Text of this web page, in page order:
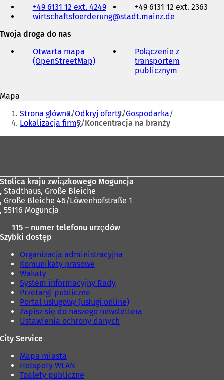
faks
adres
e-
+49 6131 12 ext. 4249
+49 6131 12 ext. 2363
wirtschaftsfoerderung
stadt.mainz de
Twoja droga do nas
Otwarta mapa
(OpenStreetMap)(
e
r
a
s
n
o
w
e
a
c
i
)
Połączenie z
transportem
publicznym
a
w
Mapa
Jesteś
tutaj:
Strona główna Odkryj oferty Gospodarka
Lokalizacja firmy Koncentracja na branży
Stolica kraju związkowego Moguncja
, Stadthaus, Große Bleiche
, Große Bleiche 46/Löwenhofstraße 1
, 55116 Moguncja
115 – numer telefonu urzędów
Szybki dostęp
Organizacja administracyjna
Komunikaty prasowe
Wakaty
System informacyjny Rady
Przetargi publiczne
Portal usługowy (usługi online)
Zapisz się do naszego newslettera
Ustawienia ochrony danych
City Service
Mapa miasta
Hotspoty WLAN
Toalety publiczne